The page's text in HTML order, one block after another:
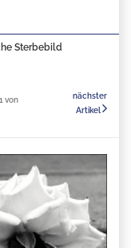
Sterbebild
von
nächster
Artikel